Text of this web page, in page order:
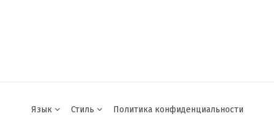
Язык Стиль Политика конфиденциальности